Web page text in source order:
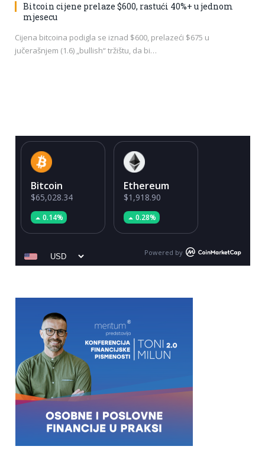
Bitcoin cijene prelaze $600, rastući 40%+ u jednom
mjesecu
Cijena bitcoina podigla se iznad $600, prelazeći $675 u
jučerašnjem (1.6) „bullish“ tržištu, da bi…
Bitcoin
$65,028.34
0.14%
Ethereum
$1,918.90
0.28%
Powered by